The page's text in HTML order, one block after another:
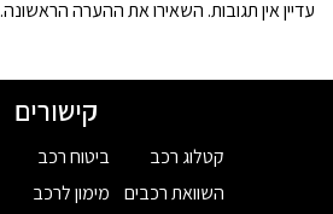
עדיין אין תגובות. השאירו את ההערה הראשונה.
קישורים
קטלוג רכב
השוואת רכבים
ביטוח רכב
מימון לרכב